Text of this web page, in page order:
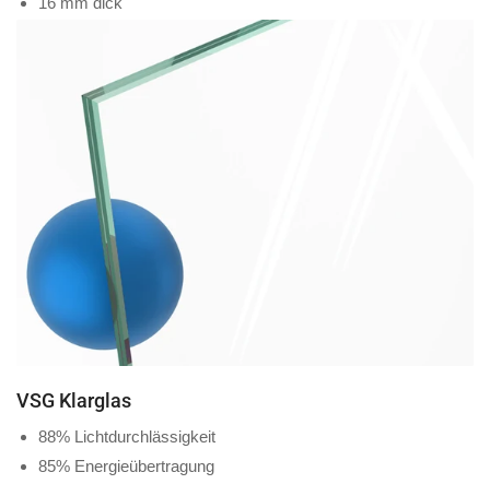
VSG Klarglas
88% Lichtdurchlässigkeit
85% Energieübertragung